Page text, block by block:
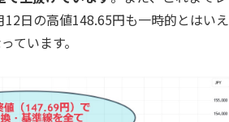
日の高値148.65円も一時的とはいえ
ています。